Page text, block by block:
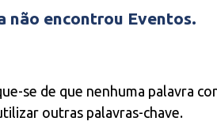
não encontrou Eventos.
se de que nenhuma palavra
outras palavras-chave.